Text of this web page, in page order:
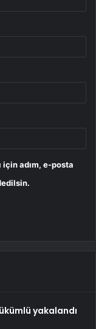
için adım, e-posta
yakalandı